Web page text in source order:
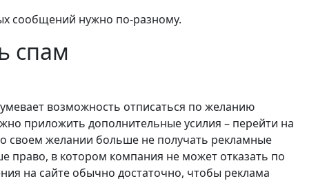
сообщений нужно по-разному.
спам
возможность отписаться по желанию
приложить дополнительные усилия – перейти на
своем желании больше не получать рекламные
право, в котором компания не может отказать по
на сайте обычно достаточно, чтобы реклама